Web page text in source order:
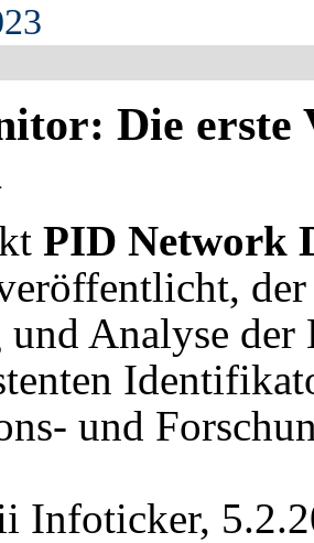
Die erste
PID Network
der
und Analyse
und
Infoticker,